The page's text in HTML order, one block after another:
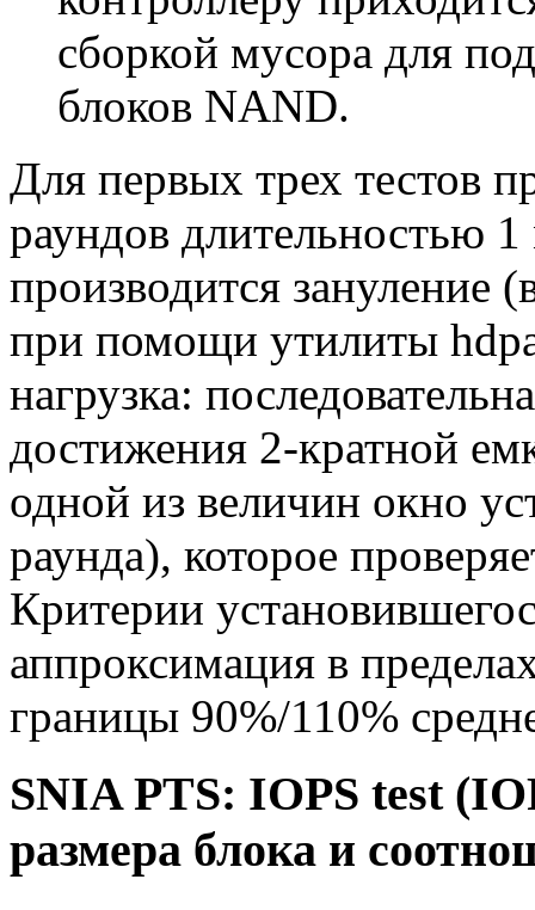
сборкой мусора для
блоков NAND.
Для первых трех тестов
раундов длительностью
производится зануление
при помощи утилиты
нагрузка:
достижения 2-кратной
одной из величин окно
раунда), которое
Критерии
аппроксимация в
границы 90%/110%
SNIA PTS: IOPS test
размера блока и